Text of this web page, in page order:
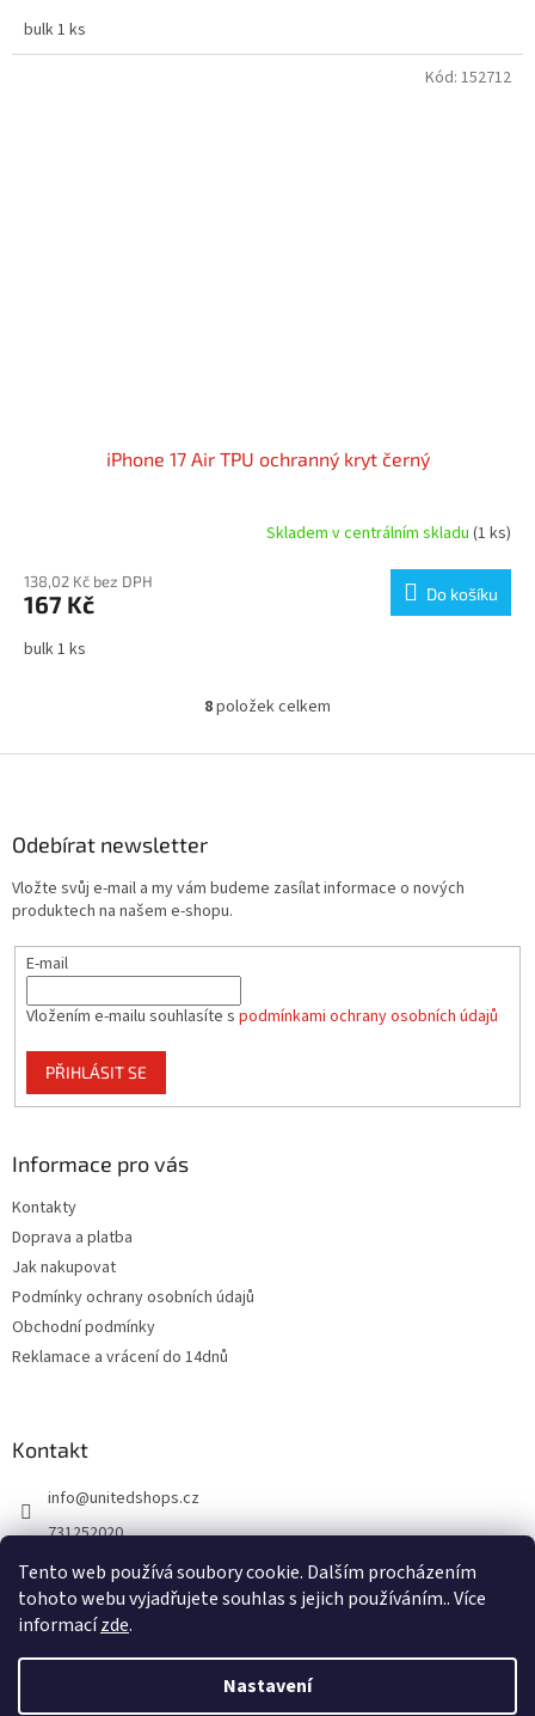
Tento web používá soubory cookie. Dalším procházením
tohoto webu vyjadřujete souhlas s jejich používáním.. Více
informacízde.
Nastavení
bulk 1 ks
iPhone 17 Air TPU ochranný kryt černý
Skladem v centrálním skladu (1 ks)
138,02 Kč bez DPH
167 Kč Do košíku
bulk 1 ks
Kód: 152712
O
l
p
v
v
s
8položek celkem
Odebírat newsletter
Vložte svůj e-mail a my vám budeme zasílat informace o nových
produktech na našem e-shopu.
E-mail
Vložením e-mailu souhlasíte s podmínkami ochrany osobních údajů
PŘIHLÁSIT SE
Informace pro vás
Kontakty
Doprava a platba
Jak nakupovat
Podmínky ochrany osobních údajů
Obchodní podmínky
Reklamace a vrácení do 14dnů
Kontakt
info@unitedshops.cz
731252020
https://www.fb.com/UnitedShops
UnitedShops
Vytvořil Shoptet